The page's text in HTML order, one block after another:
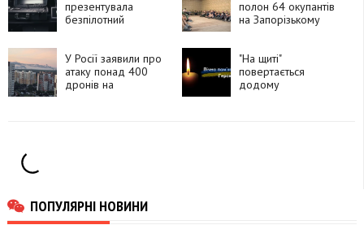
презентувала
безпілотний
полон 64 окупантів
на Запорізькому
У Росії заявили про
атаку понад 400
дронів на
"На щиті"
повертається
додому
ПОПУЛЯРНІ НОВИНИ